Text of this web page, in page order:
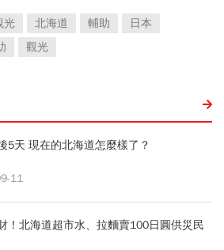
光 北海道 輔助
日本
觀光
5天 現在的北海道怎麼樣了？
11
！北海道超市水、拉麵賣100日圓供災民